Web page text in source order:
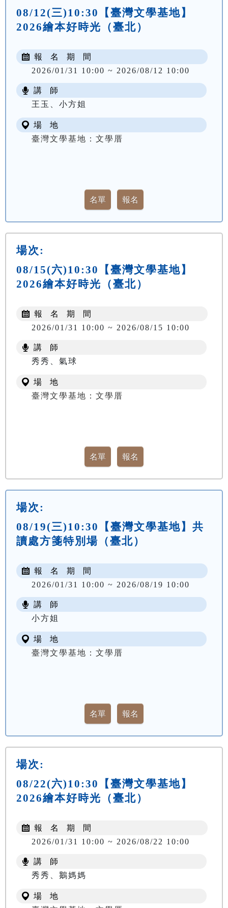
08/12(三)10:30【臺灣文學基地】
2026繪本好時光（臺北）
報 名 期 間
2026/01/31 10:00 ~ 2026/08/12 10:00
講 師
王玉、小方姐
場 地
臺灣文學基地：文學厝
場次:
08/15(六)10:30【臺灣文學基地】
2026繪本好時光（臺北）
報 名 期 間
2026/01/31 10:00 ~ 2026/08/15 10:00
講 師
秀秀、氣球
場 地
臺灣文學基地：文學厝
場次:
08/19(三)10:30【臺灣文學基地】共
讀處方箋特別場（臺北）
報 名 期 間
2026/01/31 10:00 ~ 2026/08/19 10:00
講 師
小方姐
場 地
臺灣文學基地：文學厝
場次:
08/22(六)10:30【臺灣文學基地】
2026繪本好時光（臺北）
報 名 期 間
2026/01/31 10:00 ~ 2026/08/22 10:00
講 師
秀秀、鵝媽媽
場 地